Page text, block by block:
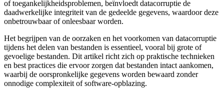
of toegankelijkheidsproblemen, beïnvloedt datacorruptie de
daadwerkelijke integriteit van de gedeelde gegevens, waardoor deze
onbetrouwbaar of onleesbaar worden.
Het begrijpen van de oorzaken en het voorkomen van datacorruptie
tijdens het delen van bestanden is essentieel, vooral bij grote of
gevoelige bestanden. Dit artikel richt zich op praktische technieken
en best practices die ervoor zorgen dat bestanden intact aankomen,
waarbij de oorspronkelijke gegevens worden bewaard zonder
onnodige complexiteit of software-opblazing.